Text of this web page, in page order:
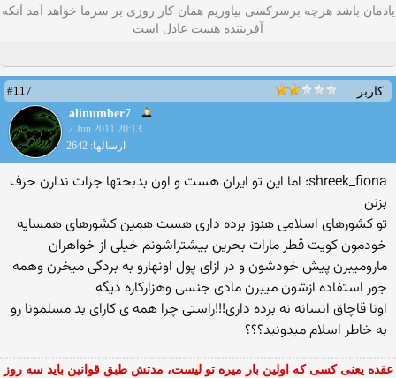
یادمان باشد هرچه برسرکسی بیاوریم همان کار روزی بر سرما خواهد آمد آنکه
آفریننده هست عادل است
کاربر
#117
alinumber7
2 Jun 2011 20:13
ارسالها: 2642
shreek_fiona: اما این تو ایران هست و اون بدبختها جرات ندارن حرف
بزنن
تو كشورهای اسلامی هنوز برده داری هست همین كشورهای همسایه
خودمون كویت قطر مارات بحرین بیشتراشونم خیلی از خواهران
مارومیبرن پیش خودشون و در ازای پول اونهارو به بردگی میخرن وهمه
جور استفاده ازشون میبرن مادی جنسی وهزاركاره دیگه
اونا قاچاق انسانه نه برده داری!!!راستی چرا همه ی كارای بد مسلمونا رو
به خاطر اسلام میدونید؟؟؟
عقده یعنی کسی که اولین بار میره تو لیست، مدتش طبق قوانین باید سه روز